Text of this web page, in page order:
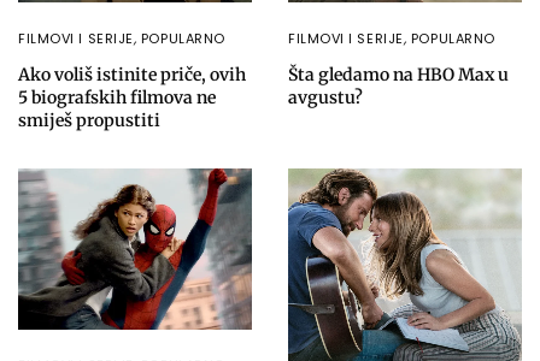
FILMOVI I SERIJE, POPULARNO
Ako voliš istinite priče, ovih
5 biografskih filmova ne
smiješ propustiti
FILMOVI I SERIJE, POPULARNO
Šta gledamo na HBO Max u
avgustu?